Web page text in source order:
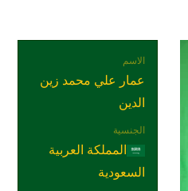
الاسم
عمار علي محمد زين
الدين
الجنسية
المملكة العربية
السعودية